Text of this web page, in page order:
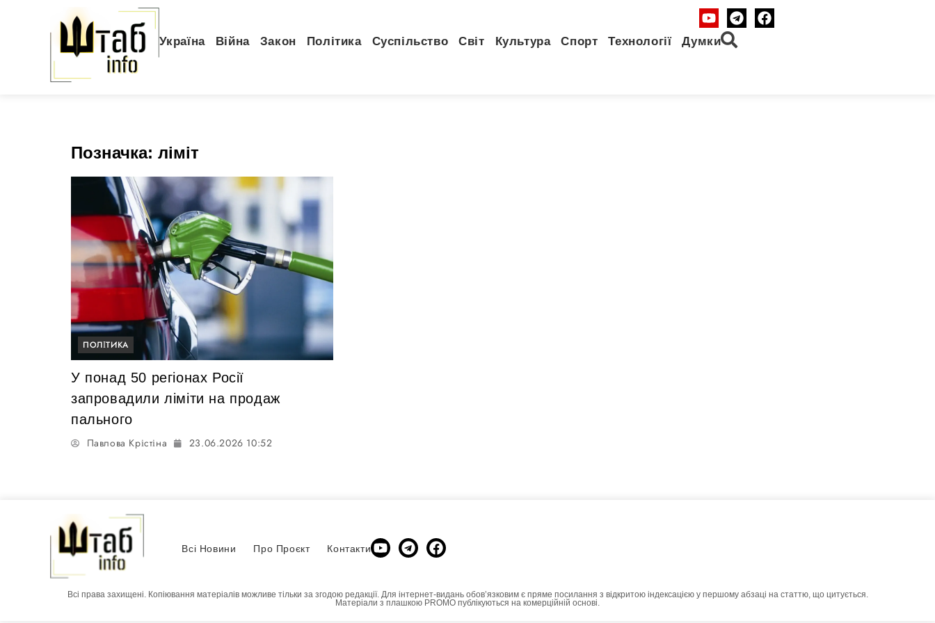
Україна Війна Закон Політика Суспільство Світ Культура Спорт Технології Думки
Позначка: ліміт
ПОЛІТИКА
У понад 50 регіонах Росії
запровадили ліміти на продаж
пального
Павлова Крістіна 23.06.2026 10:52
Всі Новини Про Проєкт Контакти
Всі права захищені. Копіювання матеріалів можливе тільки за згодою редакції. Для інтернет-видань обовʼязковим є пряме посилання з відкритою індексацією у першому абзаці на статтю, що цитується.
Матеріали з плашкою PROMO публікуються на комерційній основі.